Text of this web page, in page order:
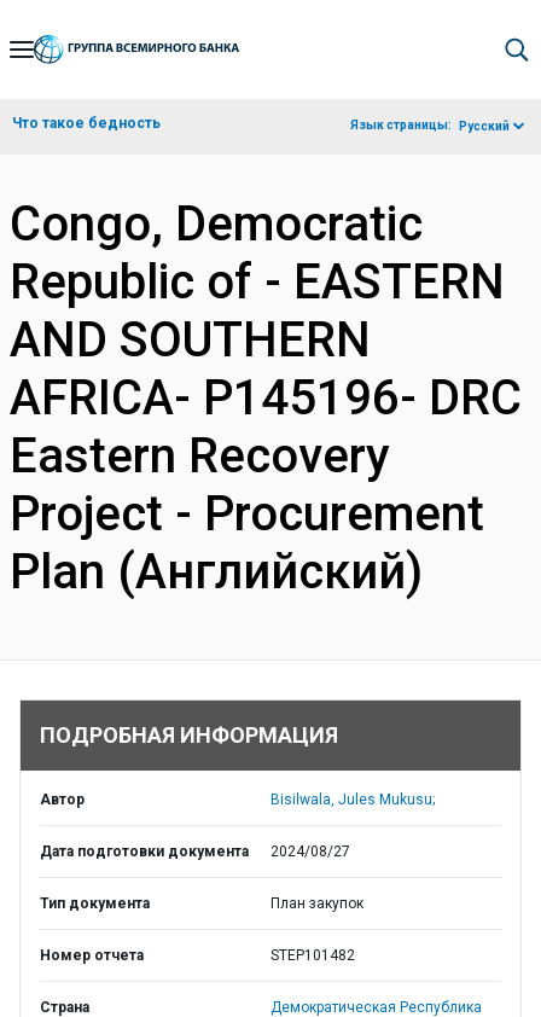
Skip
Navigation
Что такое бедность Язык страницы: Русский
Congo, Democratic
Republic of - EASTERN
AND SOUTHERN
AFRICA- P145196- DRC
Eastern Recovery
Project - Procurement
Plan (Английский)
ПОДРОБНАЯ ИНФОРМАЦИЯ
Автор Bisilwala, Jules Mukusu;
Дата подготовки документа 2024/08/27
Тип документа План закупок
Номер отчета STEP101482
Страна
Демократическая Республика